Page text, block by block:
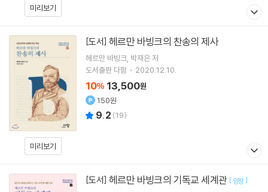
미리보기
미리보기
[도서] 헤르만 바빙크의 찬송의 제사
헤르만 바빙크 박재은저
도서출판 다함
2020.12.10.
10% 13,500원
150원
9.2 (19)
[도서] 헤르만 바빙크의 기독교 세계관 [ 양장]